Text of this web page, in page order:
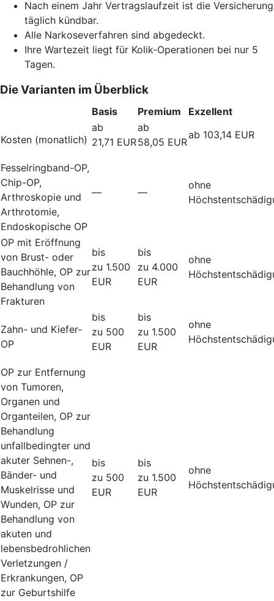
Nach einem Jahr Vertragslaufzeit ist die Versicherung
täglich kündbar.
Alle Narkoseverfahren sind abgedeckt.
Ihre Wartezeit liegt für Kolik-Operationen bei nur 5
Tagen.
Die Varianten im Überblick
Basis Premium Exzellent
Kosten (monatlich)
ab
21,71 EUR
ab
58,05 EUR
ab 103,14 EUR
Fesselringband-OP,
Chip-OP,
Arthroskopie und
Arthrotomie,
Endoskopische OP
— —
ohne
OP mit Eröffnung
von Brust- oder
Bauchhöhle, OP zur
Behandlung von
Frakturen
bis
zu 1.500
EUR
bis
zu 4.000
EUR
ohne
Zahn- und Kiefer-
OP
bis
zu 500
EUR
bis
zu 1.500
EUR
ohne
OP zur Entfernung
von Tumoren,
Organen und
Organteilen, OP zur
Behandlung
unfallbedingter und
akuter Sehnen-,
Bänder- und
Muskelrisse und
Wunden, OP zur
Behandlung von
akuten und
lebensbedrohlichen
Verletzungen /
Erkrankungen, OP
zur Geburtshilfe
bis
zu 500
EUR
bis
zu 1.500
EUR
ohne